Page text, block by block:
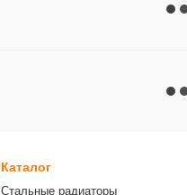
Каталог
Стальные радиаторы